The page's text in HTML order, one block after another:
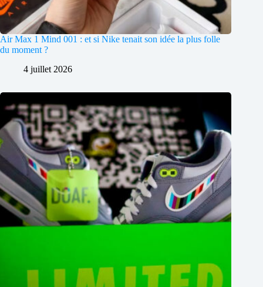
Air Max 1 Mind 001 : et si Nike tenait son idée la plus folle
du moment ?
4 juillet 2026